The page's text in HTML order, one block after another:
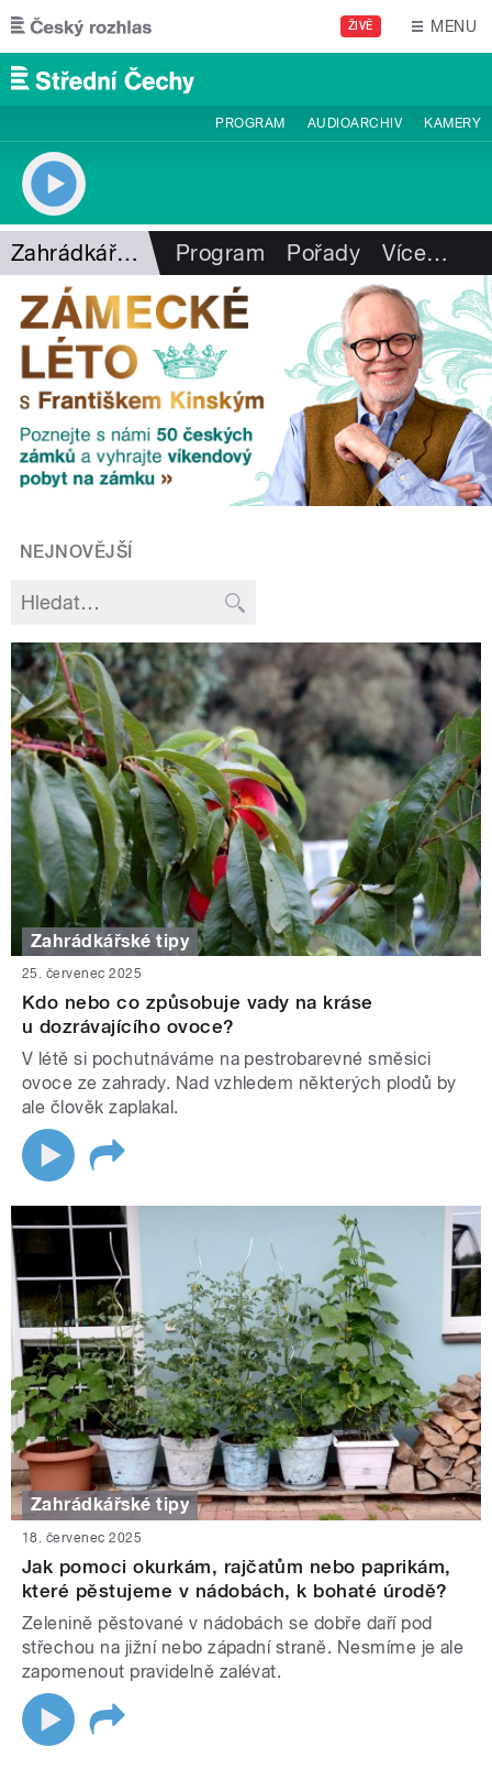
Přejít k hlavnímu obsahu
ŽIVĚ MENU
PROGRAM AUDIOARCHIV KAMERY
Zahrádkářské tipy Program Pořady Více…
NEJNOVĚJŠÍ
Zahrádkářské tipy
25. červenec 2025
Kdo nebo co způsobuje vady na kráse
u dozrávajícího ovoce?
V létě si pochutnáváme na pestrobarevné směsici
ovoce ze zahrady. Nad vzhledem některých plodů by
ale člověk zaplakal.
Zahrádkářské tipy
18. červenec 2025
Jak pomoci okurkám, rajčatům nebo paprikám,
které pěstujeme v nádobách, k bohaté úrodě?
Zelenině pěstované v nádobách se dobře daří pod
střechou na jižní nebo západní straně. Nesmíme je ale
zapomenout pravidelně zalévat.